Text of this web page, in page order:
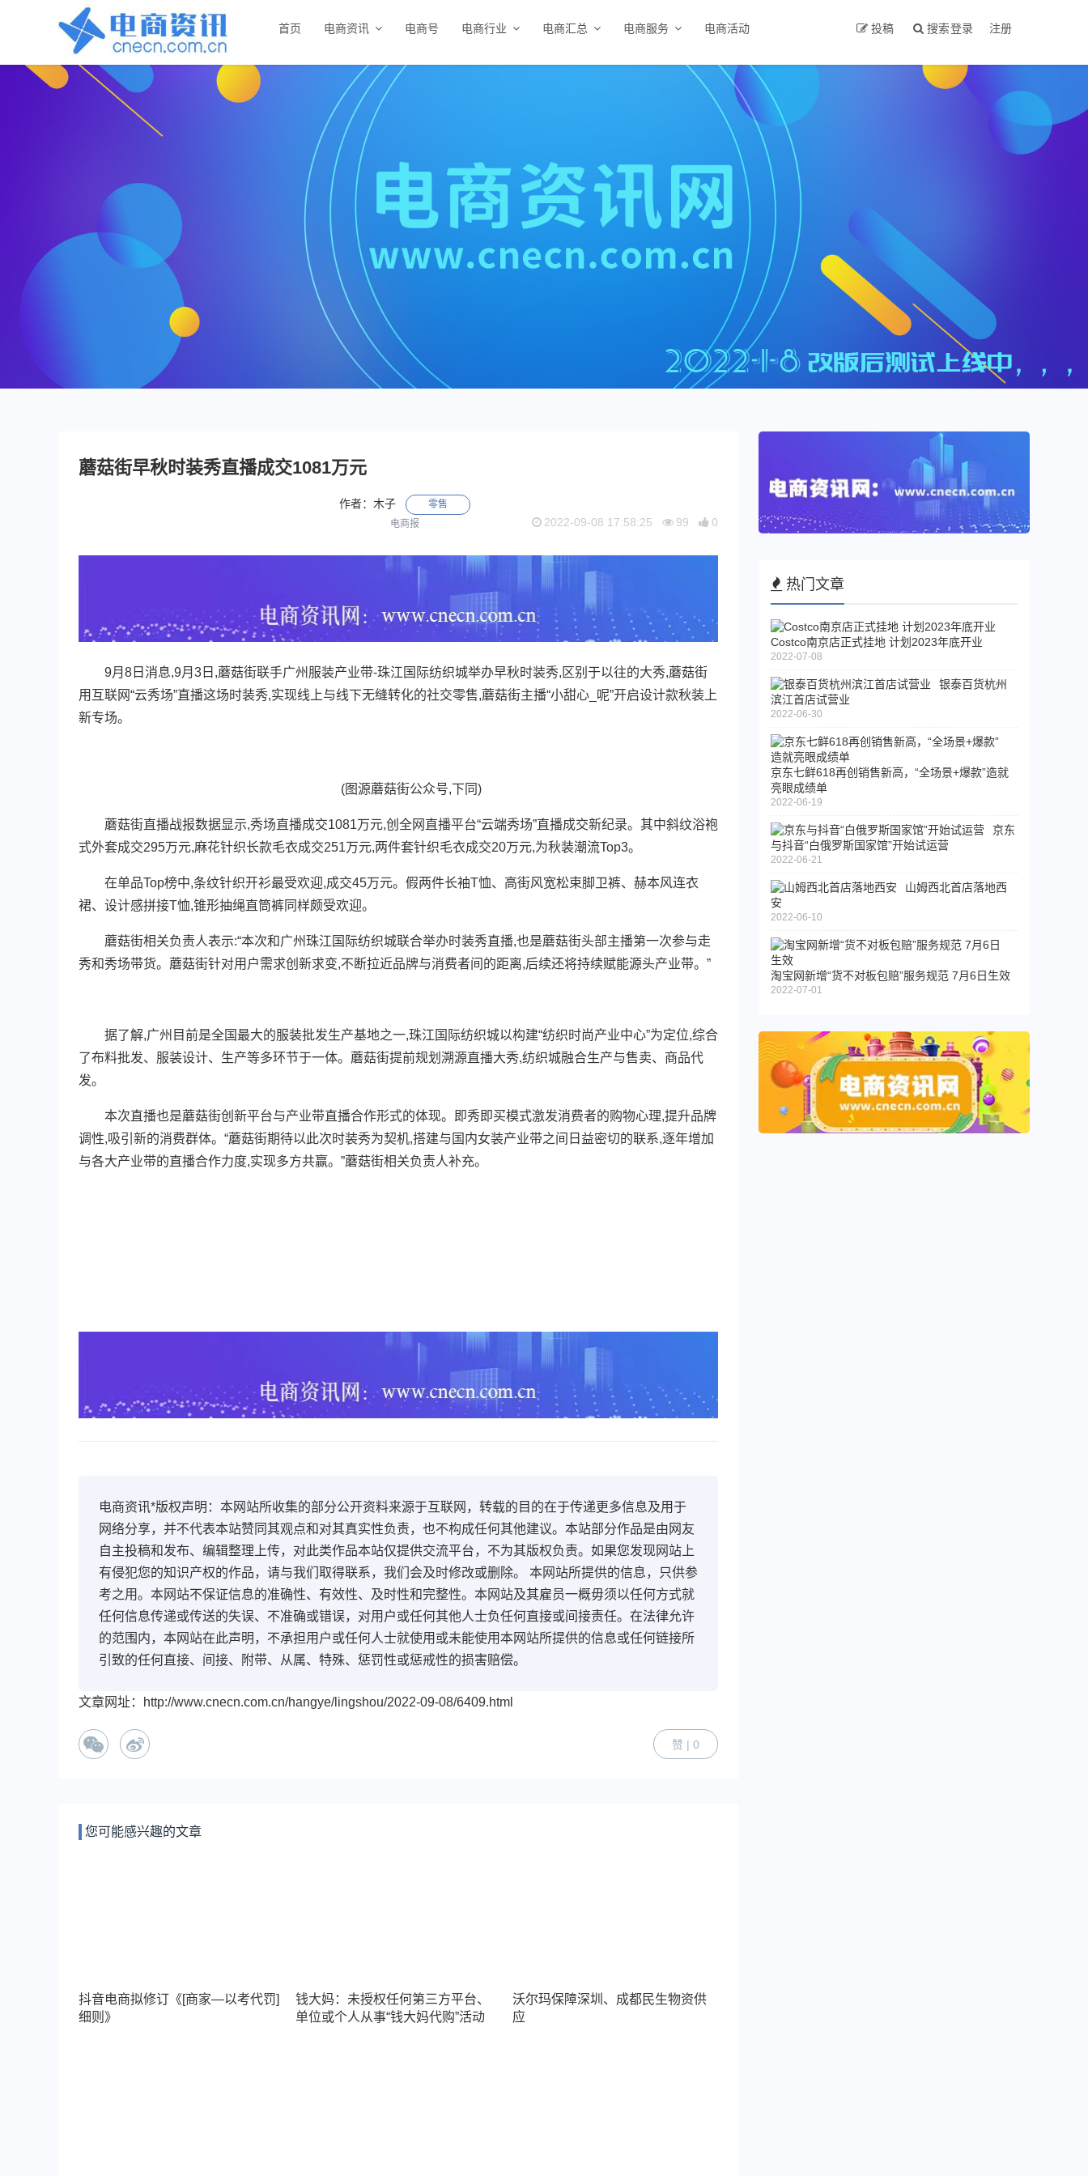
首页 电商资讯 电商号 电商行业 电商汇总 电商服务 电商活动 投稿 搜索登录 注册
蘑菇街早秋时装秀直播成交1081万元
作者：木子
零售
电商报
2022-09-08 17:58:25 99 0
9月8日消息,9月3日,蘑菇街联手广州服装产业带-珠江国际纺织城举办早秋时装秀,区别于以往的大秀,蘑菇街
用互联网“云秀场”直播这场时装秀,实现线上与线下无缝转化的社交零售,蘑菇街主播“小甜心_呢”开启设计款秋装上
新专场。
(图源蘑菇街公众号,下同)
蘑菇街直播战报数据显示,秀场直播成交1081万元,创全网直播平台“云端秀场”直播成交新纪录。其中斜纹浴袍
式外套成交295万元,麻花针织长款毛衣成交251万元,两件套针织毛衣成交20万元,为秋装潮流Top3。
在单品Top榜中,条纹针织开衫最受欢迎,成交45万元。假两件长袖T恤、高街风宽松束脚卫裤、赫本风连衣
裙、设计感拼接T恤,锥形抽绳直筒裤同样颇受欢迎。
蘑菇街相关负责人表示:“本次和广州珠江国际纺织城联合举办时装秀直播,也是蘑菇街头部主播第一次参与走
秀和秀场带货。蘑菇街针对用户需求创新求变,不断拉近品牌与消费者间的距离,后续还将持续赋能源头产业带。”
据了解,广州目前是全国最大的服装批发生产基地之一,珠江国际纺织城以构建“纺织时尚产业中心”为定位,综合
了布料批发、服装设计、生产等多环节于一体。蘑菇街提前规划溯源直播大秀,纺织城融合生产与售卖、商品代
发。
本次直播也是蘑菇街创新平台与产业带直播合作形式的体现。即秀即买模式激发消费者的购物心理,提升品牌
调性,吸引新的消费群体。“蘑菇街期待以此次时装秀为契机,搭建与国内女装产业带之间日益密切的联系,逐年增加
与各大产业带的直播合作力度,实现多方共赢。”蘑菇街相关负责人补充。
电商资讯*版权声明：本网站所收集的部分公开资料来源于互联网，转载的目的在于传递更多信息及用于
网络分享，并不代表本站赞同其观点和对其真实性负责，也不构成任何其他建议。本站部分作品是由网友
自主投稿和发布、编辑整理上传，对此类作品本站仅提供交流平台，不为其版权负责。如果您发现网站上
有侵犯您的知识产权的作品，请与我们取得联系，我们会及时修改或删除。 本网站所提供的信息，只供参
考之用。本网站不保证信息的准确性、有效性、及时性和完整性。本网站及其雇员一概毋须以任何方式就
任何信息传递或传送的失误、不准确或错误，对用户或任何其他人士负任何直接或间接责任。在法律允许
的范围内，本网站在此声明，不承担用户或任何人士就使用或未能使用本网站所提供的信息或任何链接所
引致的任何直接、间接、附带、从属、特殊、惩罚性或惩戒性的损害赔偿。
文章网址：http://www.cnecn.com.cn/hangye/lingshou/2022-09-08/6409.html
赞 | 0
您可能感兴趣的文章
抖音电商拟修订《[商家—以考代罚]
细则》
钱大妈：未授权任何第三方平台、
单位或个人从事“钱大妈代购”活动
沃尔玛保障深圳、成都民生物资供
应
热门文章
Costco南京店正式挂地 计划2023年底开业
2022-07-08
银泰百货杭州
滨江首店试营业
2022-06-30
京东七鲜618再创销售新高，“全场景+爆款”造就
亮眼成绩单
2022-06-19
京东
与抖音“白俄罗斯国家馆”开始试运营
2022-06-21
山姆西北首店落地西
安
2022-06-10
淘宝网新增“货不对板包赔”服务规范 7月6日生效
2022-07-01